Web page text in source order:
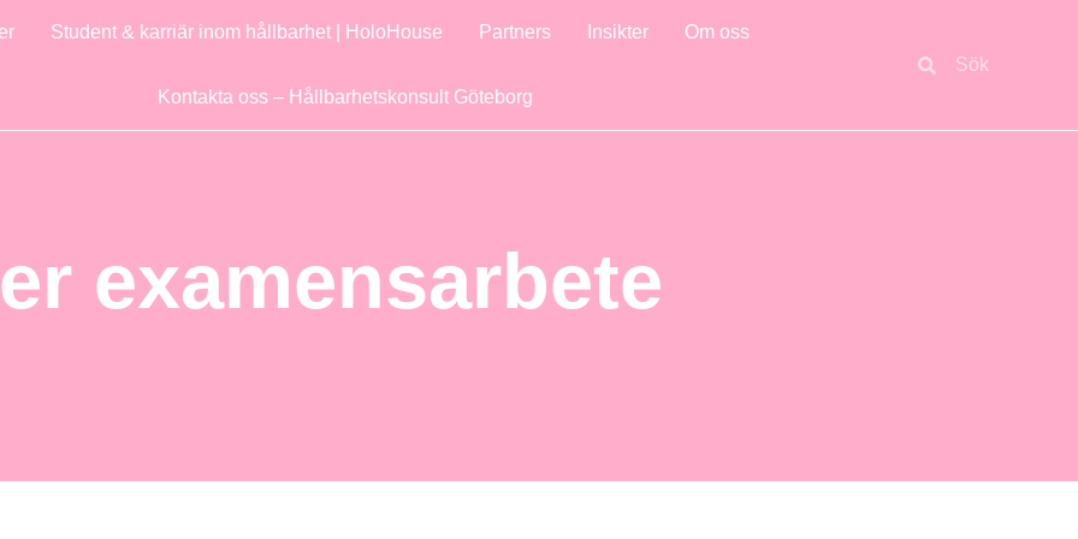
Student & karriär inom hållbarhet | HoloHouse Partners Insikter Om oss
Kontakta oss – Hållbarhetskonsult Göteborg
examensarbete